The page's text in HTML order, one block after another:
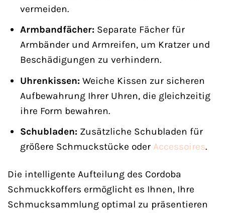
vermeiden.
Armbandfächer:Separate Fächer für
Armbänder und Armreifen, um Kratzer und
Beschädigungen zu verhindern.
Uhrenkissen:Weiche Kissen zur sicheren
Aufbewahrung Ihrer Uhren, die gleichzeitig
ihre Form bewahren.
Schubladen:Zusätzliche Schubladen für
größere Schmuckstücke oder Accessoires.
Die intelligente Aufteilung des Cordoba
Schmuckkoffers ermöglicht es Ihnen, Ihre
Schmucksammlung optimal zu präsentieren